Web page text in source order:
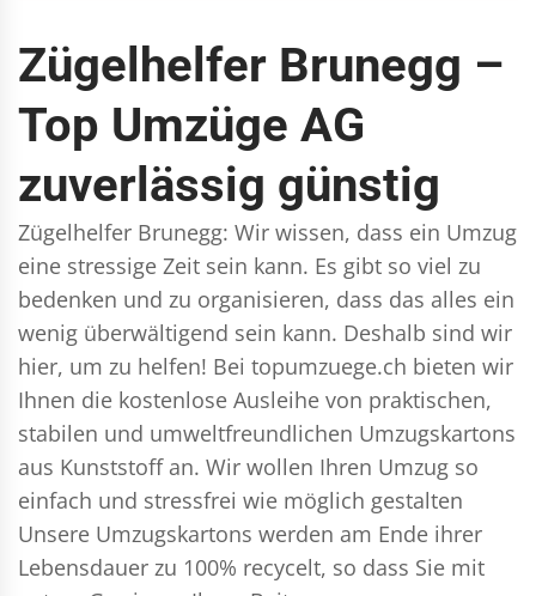
Zügelhelfer Brunegg –
Top Umzüge AG
zuverlässig günstig
Zügelhelfer Brunegg: Wir wissen, dass ein Umzug
eine stressige Zeit sein kann. Es gibt so viel zu
bedenken und zu organisieren, dass das alles ein
wenig überwältigend sein kann. Deshalb sind wir
hier, um zu helfen! Bei topumzuege.ch bieten wir
Ihnen die kostenlose Ausleihe von praktischen,
stabilen und umweltfreundlichen Umzugskartons
aus Kunststoff an. Wir wollen Ihren Umzug so
einfach und stressfrei wie möglich gestalten
Unsere Umzugskartons werden am Ende ihrer
Lebensdauer zu 100% recycelt, so dass Sie mit